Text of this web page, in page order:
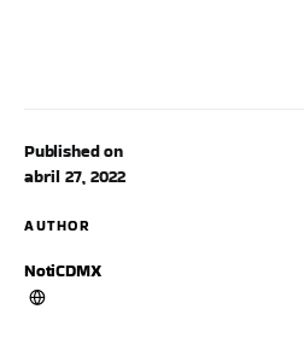
Published on
abril 27, 2022
AUTHOR
NotiCDMX